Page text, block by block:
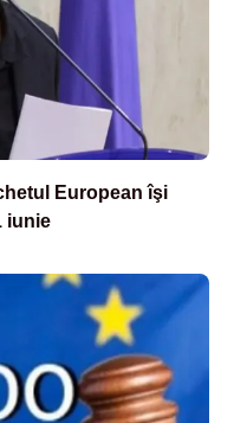
European îşi
iunie